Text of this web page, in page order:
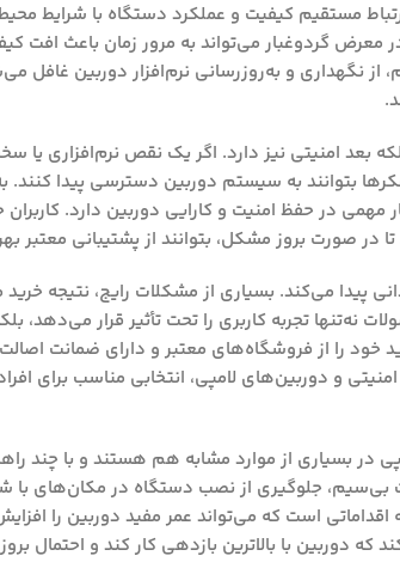
مستقیم کیفیت و عملکرد دستگاه با شرایط
معرض گردوغبار می‌تواند به مرور زمان باعث افت
نگهداری و به‌روزرسانی نرم‌افزار دوربین غافل
امنیتی نیز دارد. اگر یک نقص نرم‌افزاری یا
بتوانند به سیستم دوربین دسترسی پیدا کنند.
مهمی در حفظ امنیت و کارایی دوربین دارد. کاربران
صورت بروز مشکل، بتوانند از پشتیبانی معتبر
پیدا می‌کند. بسیاری از مشکلات رایج، نتیجه
نه‌تنها تجربه کاربری را تحت تأثیر قرار می‌دهد،
را از فروشگاه‌های معتبر و دارای ضمانت اصالت
امنیتی و دوربین‌های لامپی، انتخابی مناسب برای
بسیاری از موارد مشابه هم هستند و با چند
بی‌سیم، جلوگیری از نصب دستگاه در مکان‌های با
اقداماتی است که می‌تواند عمر مفید دوربین را
دوربین با بالاترین بازدهی کار کند و احتمال